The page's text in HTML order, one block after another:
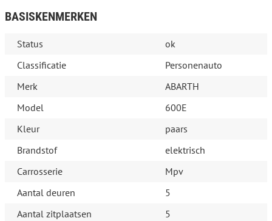
BASISKENMERKEN
Status
ok
Classificatie
Personenauto
Merk
ABARTH
Model
600E
Kleur
paars
Brandstof
elektrisch
Carrosserie
Mpv
Aantal deuren
5
Aantal zitplaatsen
5